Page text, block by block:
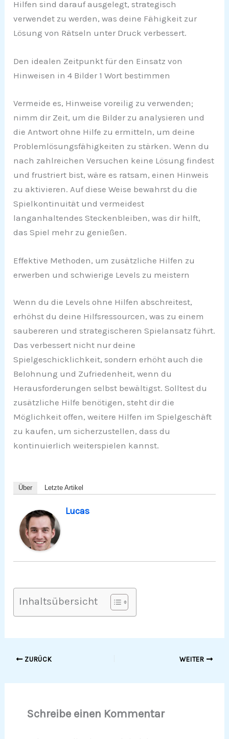
Hilfen sind darauf ausgelegt, strategisch
verwendet zu werden, was deine Fähigkeit zur
Lösung von Rätseln unter Druck verbessert.
Den idealen Zeitpunkt für den Einsatz von
Hinweisen in 4 Bilder 1 Wort bestimmen
Vermeide es, Hinweise voreilig zu verwenden;
nimm dir Zeit, um die Bilder zu analysieren und
die Antwort ohne Hilfe zu ermitteln, um deine
Problemlösungsfähigkeiten zu stärken. Wenn du
nach zahlreichen Versuchen keine Lösung findest
und frustriert bist, wäre es ratsam, einen Hinweis
zu aktivieren. Auf diese Weise bewahrst du die
Spielkontinuität und vermeidest
langanhaltendes Steckenbleiben, was dir hilft,
das Spiel mehr zu genießen.
Effektive Methoden, um zusätzliche Hilfen zu
erwerben und schwierige Levels zu meistern
Wenn du die Levels ohne Hilfen abschreitest,
erhöhst du deine Hilfsressourcen, was zu einem
saubereren und strategischeren Spielansatz führt.
Das verbessert nicht nur deine
Spielgeschicklichkeit, sondern erhöht auch die
Belohnung und Zufriedenheit, wenn du
Herausforderungen selbst bewältigst. Solltest du
zusätzliche Hilfe benötigen, steht dir die
Möglichkeit offen, weitere Hilfen im Spielgeschäft
zu kaufen, um sicherzustellen, dass du
kontinuierlich weiterspielen kannst.
Über Letzte Artikel
Lucas
Inhaltsübersicht
ZURÜCK WEITER
Schreibe einen Kommentar